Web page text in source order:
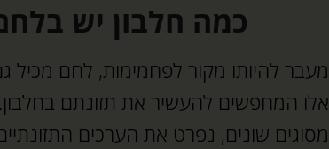
כמה חלבון יש
מעבר להיותו מקור לפחמימות, לחם מכיל
אלו המחפשים להעשיר את תזונתם
מסוגים שונים, נפרט את הערכים